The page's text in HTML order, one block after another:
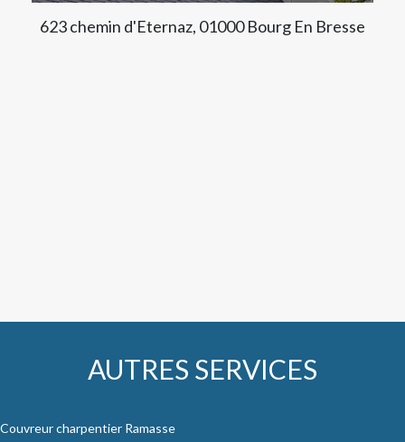
623 chemin d'Eternaz, 01000 Bourg En Bresse
AUTRES SERVICES
Couvreur charpentier Ramasse